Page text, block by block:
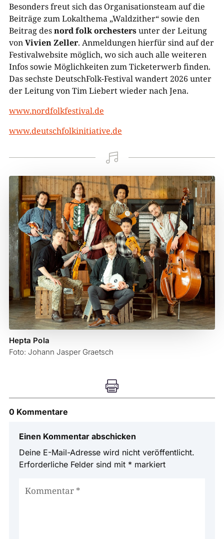
Besonders freut sich das Organisationsteam auf die
Beiträge zum Lokalthema „Waldzither“ sowie den
Beitrag desnord folk orchestersunter der Leitung
vonVivien Zeller. Anmeldungen hierfür sind auf der
Festivalwebsite möglich, wo sich auch alle weiteren
Infos sowie Möglichkeiten zum Ticketerwerb finden.
Das sechste DeutschFolk-Festival wandert 2026 unter
der Leitung von Tim Liebert wieder nach Jena.
www.nordfolkfestival.de
www.deutschfolkinitiative.de

Hepta Pola
Foto: Johann Jasper Graetsch

0 Kommentare
Einen Kommentar abschicken
Deine E-Mail-Adresse wird nicht veröffentlicht.
Erforderliche Felder sind mit * markiert